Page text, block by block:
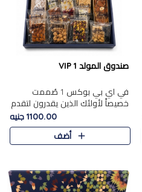
صندوق المولد VIP 1
في اي بي بوكس 1 صُممت
خصيصاً لأولئك الذين يقدرون لتقدم
تجربة استثنائية بوكس تجمع بين
أفخر حلويات المولد المصري مع
تشكيلة مختارة من الأصناف ..
1100.00 جنيه
أضف